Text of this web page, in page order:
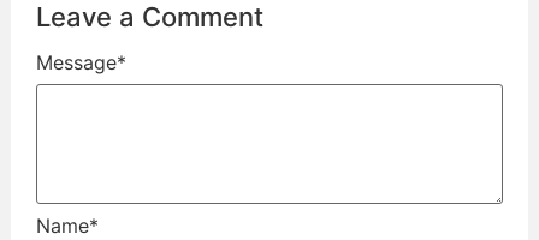
Leave a Comment
Message*
Name*